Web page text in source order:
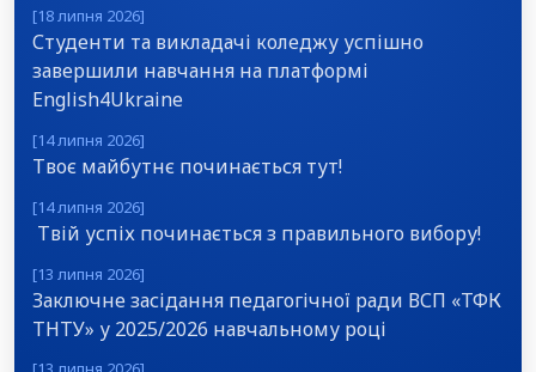
[18 липня 2026]
Студенти та викладачі коледжу успішно
завершили навчання на платформі
English4Ukraine
[14 липня 2026]
Твоє майбутнє починається тут!
[14 липня 2026]
Твій успіх починається з правильного вибору!
[13 липня 2026]
Заключне засідання педагогічної ради ВСП «ТФК
ТНТУ» у 2025/2026 навчальному році